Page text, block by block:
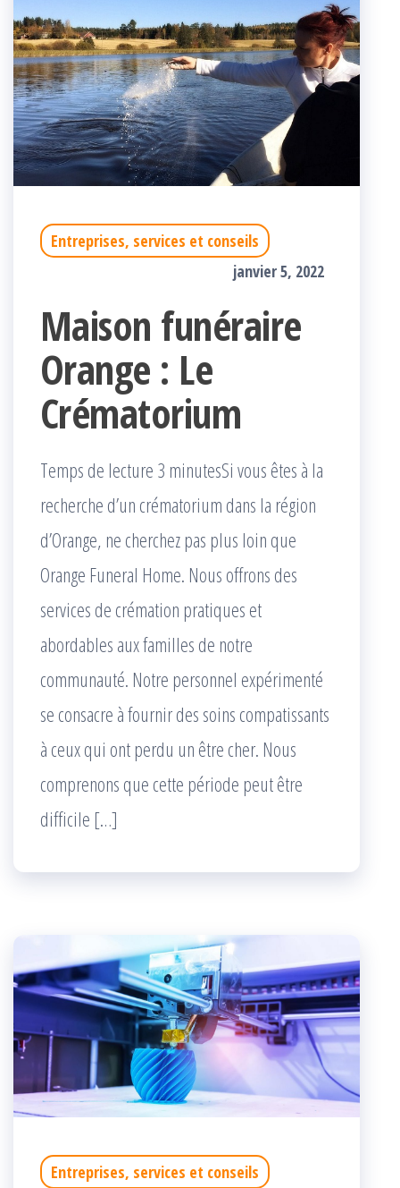
Entreprises, services et conseils
janvier 5, 2022
Maison funéraire
Orange : Le
Crématorium
Temps de lecture 3 minutesSi vous êtes à la
recherche d’un crématorium dans la région
d’Orange, ne cherchez pas plus loin que
Orange Funeral Home. Nous offrons des
services de crémation pratiques et
abordables aux familles de notre
communauté. Notre personnel expérimenté
se consacre à fournir des soins compatissants
à ceux qui ont perdu un être cher. Nous
comprenons que cette période peut être
difficile […]
Entreprises, services et conseils